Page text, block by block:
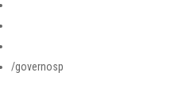
/governosp